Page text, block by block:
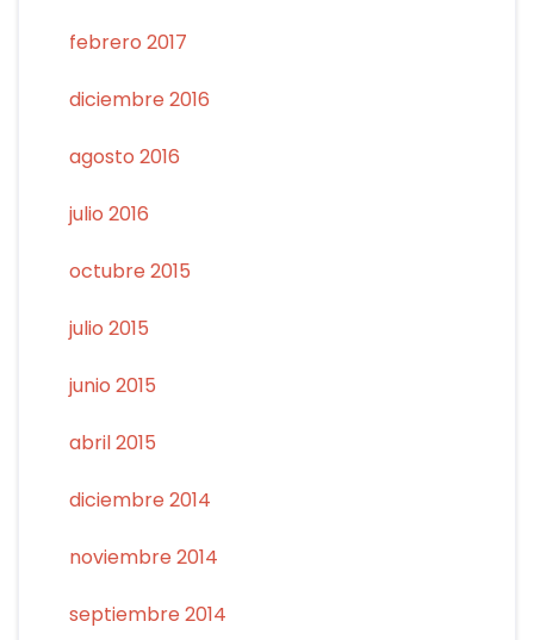
febrero 2017
diciembre 2016
agosto 2016
julio 2016
octubre 2015
julio 2015
junio 2015
abril 2015
diciembre 2014
noviembre 2014
septiembre 2014